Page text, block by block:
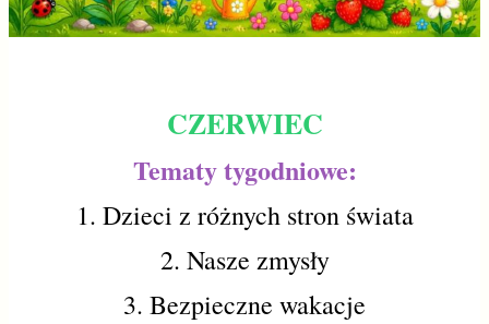
CZERWIEC
Tematy tygodniowe:
1. Dzieci z różnych stron świata
2. Nasze zmysły
3. Bezpieczne wakacje